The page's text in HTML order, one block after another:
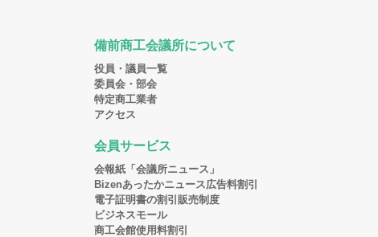
備前商工会議所について
役員・議員一覧
委員会・部会
特定商工業者
アクセス
会員サービス
会報紙「会議所ニュース」
Bizenあったかニュース広告料割引
電子証明書の割引販売制度
ビジネスモール
商工会館使用料割引